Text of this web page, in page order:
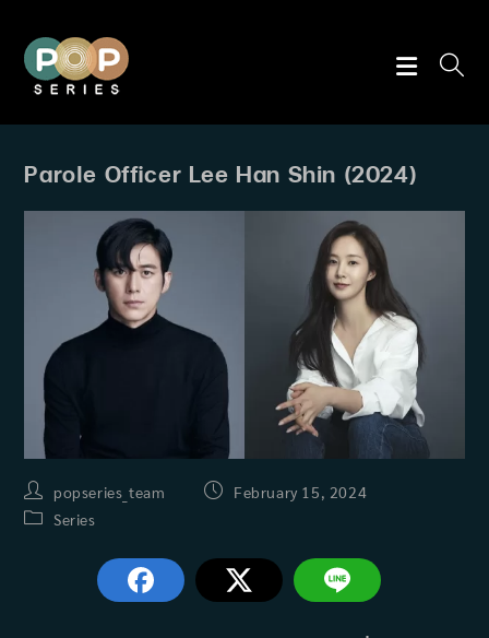
content
Parole Officer Lee Han Shin (2024)
Post
author:
popseries_team
PostFebruary 15, 2024
PostSeries